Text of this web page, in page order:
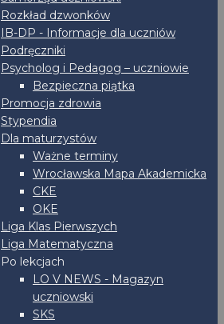
Rozkład dzwonków
IB-DP - Informacje dla uczniów
Podręczniki
Psycholog i Pedagog – uczniowie
Bezpieczna piątka
Promocja zdrowia
Stypendia
Dla maturzystów
Ważne terminy
Wrocławska Mapa Akademicka
CKE
OKE
Liga Klas Pierwszych
Liga Matematyczna
Po lekcjach
LO V NEWS - Magazyn
uczniowski
SKS